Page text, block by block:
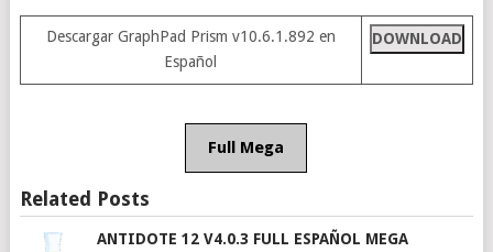
Descargar GraphPad Prism v10.6.1.892 en
Español
DOWNLOAD
Full Mega
Related Posts
ANTIDOTE 12 V4.0.3 FULL ESPAÑOL MEGA